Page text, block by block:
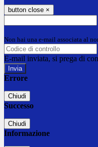
button close ×
Non hai una e-mail associata al
E-mail inviata, si prega di
Errore
Chiudi
Successo
Chiudi
Informazione